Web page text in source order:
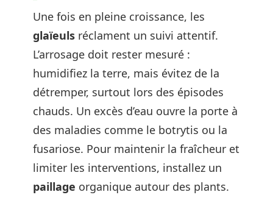
Une fois en pleine croissance, les
glaïeuls réclament un suivi attentif.
L’arrosage doit rester mesuré :
humidifiez la terre, mais évitez de la
détremper, surtout lors des épisodes
chauds. Un excès d’eau ouvre la porte à
des maladies comme le botrytis ou la
fusariose. Pour maintenir la fraîcheur et
limiter les interventions, installez un
paillage organique autour des plants.